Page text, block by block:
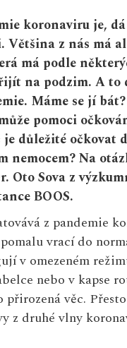
koronaviru je,
Většina z nás má
má podle
na podzim. A to
Máme se jí
pomoci
je důležité očkovat
nemocem? Na
Oto Sova z
BOOS.
z pandemie
vrací do
v omezeném
nebo v kapse
přirozená věc.
z druhé vlny